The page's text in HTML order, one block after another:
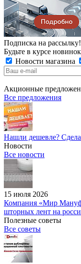
Подписка на рассылку!
Будьте в курсе
Новости магазина
Акционные
Все предложения
Нашли дешевле?
Новости
Все новости
15 июля 2026
Компания «Мир
шторных лент на
Полезные советы
Все советы